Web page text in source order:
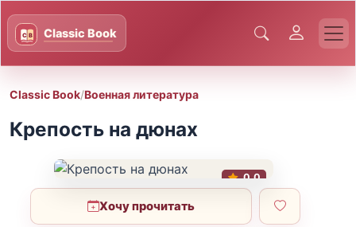
Classic Book/Военная литература
Крепость на дюнах
0.0
Хочу прочитать